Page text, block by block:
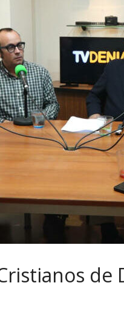
de